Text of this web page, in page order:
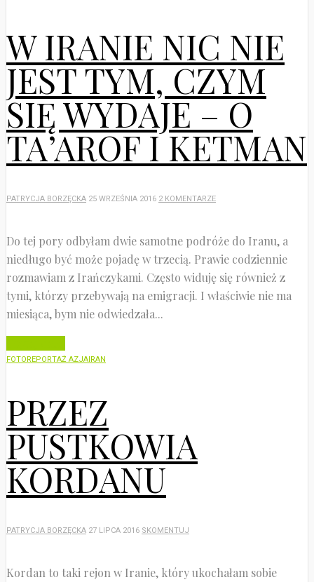
W IRANIE NIC NIE
JEST TYM, CZYM
SIĘ WYDAJE – O
TA’AROF I KETMAN
PATRYCJA BORZĘCKA 25 WRZEŚNIA 2016 2 KOMENTARZE
Do tej pory odbyłam dwie samotne podróże do Iranu, a
niedługo być może pojadę w trzecią. Prawie codziennie
rozmawiam z Irańczykami. Często widuję się również z
tymi, którzy przebywają na emigracji. I właściwie nie ma
miesiąca, bym nie odwiedzała...
FOTOREPORTAŻ AZJAIRAN
PRZEZ
PUSTKOWIA
KORDANU
PATRYCJA BORZĘCKA 27 LIPCA 2016 SKOMENTUJ
Kordan to taki rejon w Iranie, który ukochałam sobie